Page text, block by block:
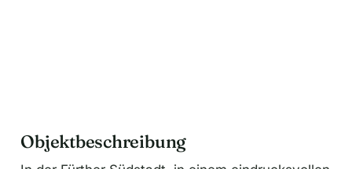
In der Fürther Südstadt, in einem eindrucksvollen
denkmalgeschützten Wohnhaus aus dem Jahr